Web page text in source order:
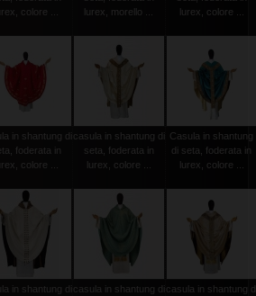
colore ...
lurex, morello ...
lurex, colore ...
in shantung di
foderata in
colore ...
casula in shantung di
seta, foderata in
lurex, colore ...
Casula in shantung
di seta, foderata in
lurex, colore ...
in shantung di casula in shantung di casula in shantung di